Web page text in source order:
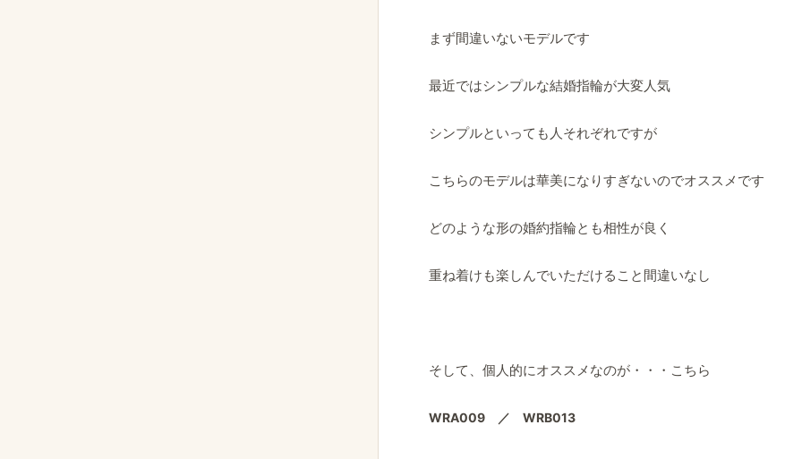
まず間違いないモデルです
最近ではシンプルな結婚指輪が大変人気
シンプルといっても人それぞれですが
こちらのモデルは華美になりすぎないのでオススメです
どのような形の婚約指輪とも相性が良く
重ね着けも楽しんでいただけること間違いなし
そして、個人的にオススメなのが・・・こちら
WRA009 ／ WRB013